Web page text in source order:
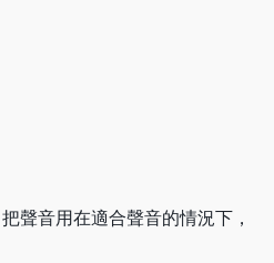
聲音用在適合聲音的情況下，